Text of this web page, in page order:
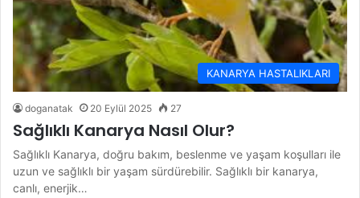
KANARYA HASTALIKLARI
doganatak 20 Eylül 2025 27
Sağlıklı Kanarya Nasıl Olur?
Sağlıklı Kanarya, doğru bakım, beslenme ve yaşam koşulları ile
uzun ve sağlıklı bir yaşam sürdürebilir. Sağlıklı bir kanarya,
canlı, enerjik…